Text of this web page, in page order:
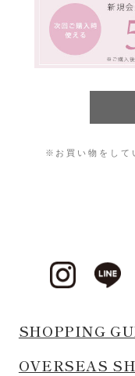
※お買い物をして
SHOPPING
OVERSEAS